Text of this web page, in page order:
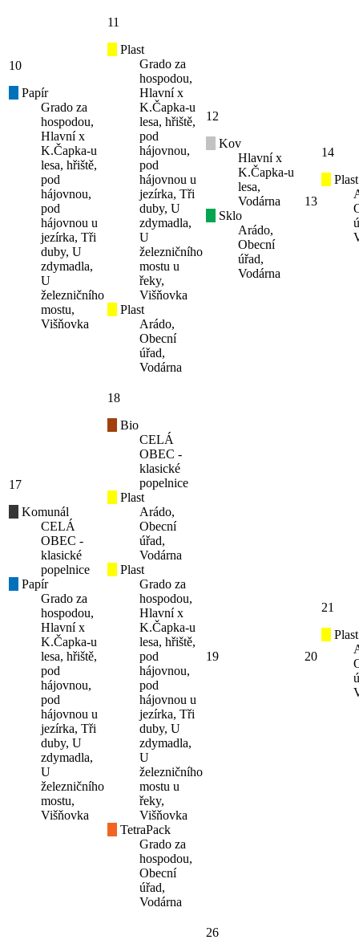
10
Papír
Grado za
hospodou,
Hlavní x
K.Čapka-u
lesa, hřiště,
pod
hájovnou,
pod
hájovnou u
jezírka, Tři
duby, U
zdymadla,
U
železničního
mostu,
Višňovka
11
Plast
Grado za
hospodou,
Hlavní x
K.Čapka-u
lesa, hřiště,
pod
hájovnou,
pod
hájovnou u
jezírka, Tři
duby, U
zdymadla,
U
železničního
mostu u
řeky,
Višňovka
Plast
Arádo,
Obecní
úřad,
Vodárna
12
Kov
Hlavní x
K.Čapka-u
lesa,
Vodárna
Sklo
Arádo,
Obecní
úřad,
Vodárna
13
14
Plast
17
Komunál
CELÁ
OBEC -
klasické
popelnice
Papír
Grado za
hospodou,
Hlavní x
K.Čapka-u
lesa, hřiště,
pod
hájovnou,
pod
hájovnou u
jezírka, Tři
duby, U
zdymadla,
U
železničního
mostu,
Višňovka
18
Bio
CELÁ
OBEC -
klasické
popelnice
Plast
Arádo,
Obecní
úřad,
Vodárna
Plast
Grado za
hospodou,
Hlavní x
K.Čapka-u
lesa, hřiště,
pod
hájovnou,
pod
hájovnou u
jezírka, Tři
duby, U
zdymadla,
U
železničního
mostu u
řeky,
Višňovka
TetraPack
Grado za
hospodou,
Obecní
úřad,
Vodárna
19 20
21
Plast
26